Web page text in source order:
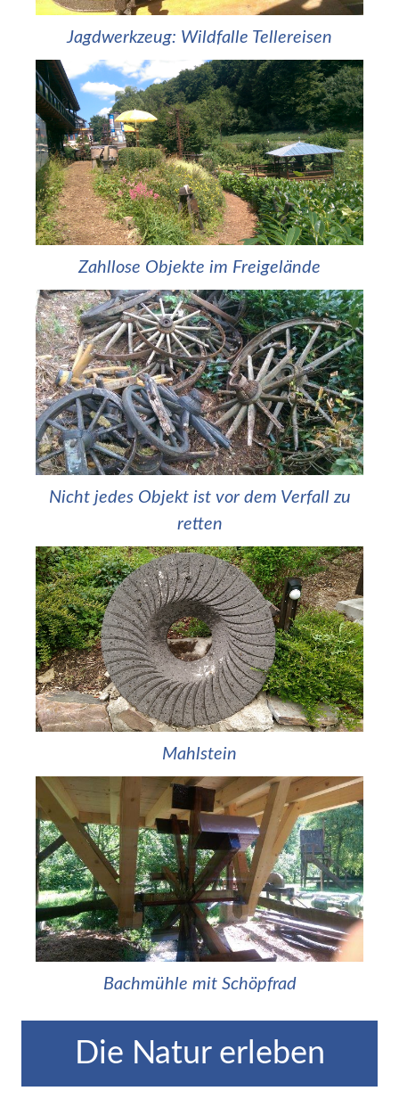
Jagdwerkzeug: Wildfalle Tellereisen
Zahllose Objekte im Freigelände
Nicht jedes Objekt ist vor dem Verfall zu
retten
Mahlstein
Bachmühle mit Schöpfrad
Die Natur erleben